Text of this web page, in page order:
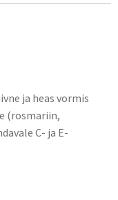
ja heas vormis
(rosmariin,
C- ja E-